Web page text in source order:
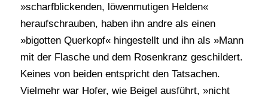
»scharfblickenden, löwenmutigen Helden«
heraufschrauben, haben ihn andre als einen
»bigotten Querkopf« hingestellt und ihn als »Mann
mit der Flasche und dem Rosenkranz geschildert.
Keines von beiden entspricht den Tatsachen.
Vielmehr war Hofer, wie Beigel ausführt, »nicht